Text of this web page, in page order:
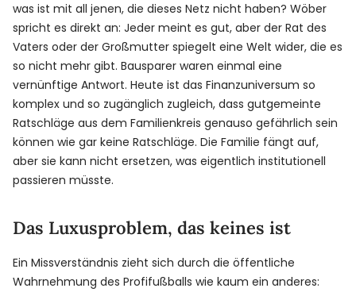
was ist mit all jenen, die dieses Netz nicht haben? Wöber
spricht es direkt an: Jeder meint es gut, aber der Rat des
Vaters oder der Großmutter spiegelt eine Welt wider, die es
so nicht mehr gibt. Bausparer waren einmal eine
vernünftige Antwort. Heute ist das Finanzuniversum so
komplex und so zugänglich zugleich, dass gutgemeinte
Ratschläge aus dem Familienkreis genauso gefährlich sein
können wie gar keine Ratschläge. Die Familie fängt auf,
aber sie kann nicht ersetzen, was eigentlich institutionell
passieren müsste.
Das Luxusproblem, das keines ist
Ein Missverständnis zieht sich durch die öffentliche
Wahrnehmung des Profifußballs wie kaum ein anderes: